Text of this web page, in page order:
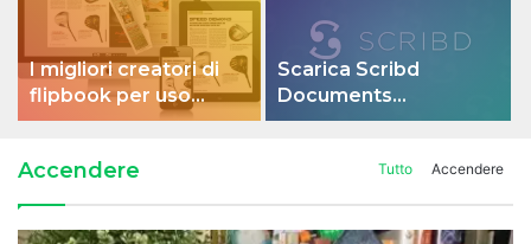
I migliori creatori di
flipbook per uso
professionale e
Scarica Scribd
Documents
gratuitamente:
Accendere Tutto Accendere